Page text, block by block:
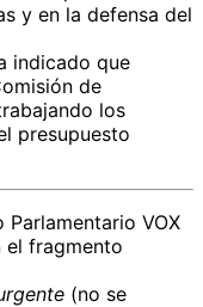
y en la defensa del
indicado que
de
los
presupuesto
VOX
el fragmento
(no se